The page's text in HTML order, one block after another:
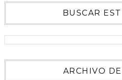
BUSCAR
ARCHIVO